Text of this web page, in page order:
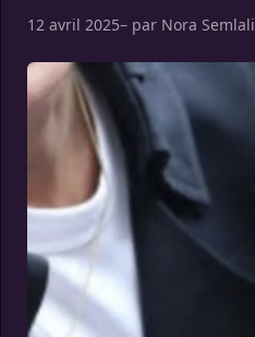
12 avril 2025– par Nora Semlali